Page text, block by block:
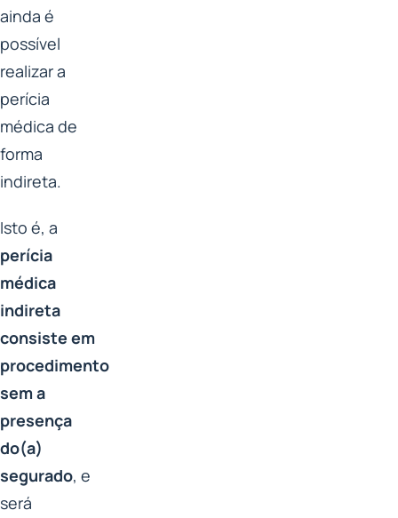
ainda é
possível
realizar a
perícia
médica de
forma
indireta.
Isto é, a
perícia
médica
indireta
consiste em
procedimento
sem a
presença
do(a)
segurado, e
será